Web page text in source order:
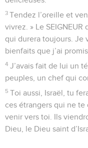
3 Tendez l’oreille et
vivrez. » Le
qui durera toujours. Je
bienfaits que j’ai promis
4 J’avais fait de lui un
peuples, un chef qui
5 Toi aussi, Israël, tu
ces étrangers qui ne
venir vers toi. Ils
Dieu, le Dieu saint